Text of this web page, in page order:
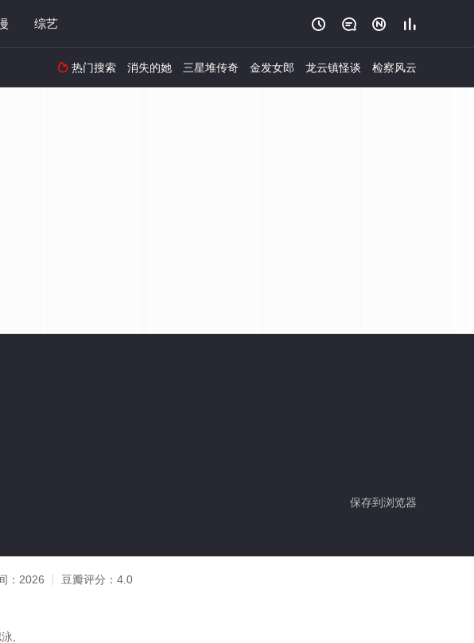
综艺    
 热门搜索 消失的她 三星堆传奇 金发女郎 龙云镇怪谈 检察风云
保存到浏览器
： 2026 豆瓣评分： 4.0
,